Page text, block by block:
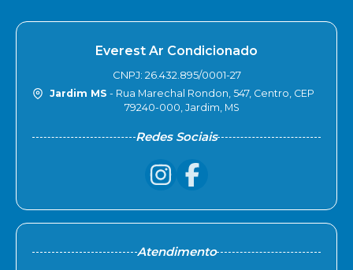
Everest Ar Condicionado
CNPJ: 26.432.895/0001-27
Jardim MS - Rua Marechal Rondon, 547, Centro, CEP
79240-000, Jardim, MS
Redes Sociais
Atendimento